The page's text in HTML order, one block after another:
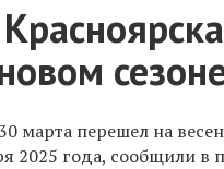
марта перешел на
2025 года, сообщили в